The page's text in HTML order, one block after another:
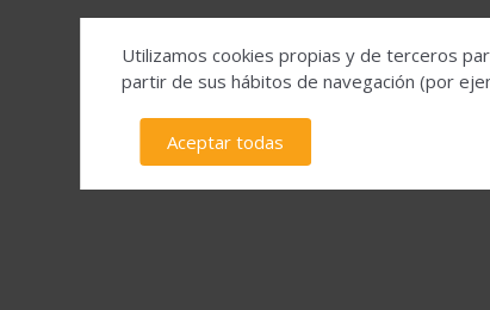
Utilizamos cookies propias y de terceros
partir de sus hábitos de navegación (por
Aceptar todas